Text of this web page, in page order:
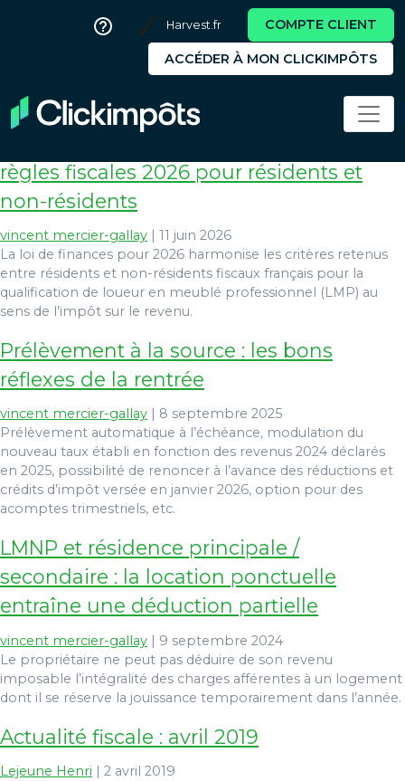
Harvest.fr COMPTE CLIENT
ACCÉDER À MON CLICKIMPÔTS
fiscalité
règles fiscales 2026 pour résidents et
non-résidents
vincent mercier-gallay
11 juin 2026
La loi de finances pour 2026 harmonise les critères retenus
entre résidents et non-résidents fiscaux français pour la
qualification de loueur en meublé professionnel (LMP) au
sens de l’impôt sur le revenu.
Prélèvement à la source : les bons
réflexes de la rentrée
vincent mercier-gallay
8 septembre 2025
Prélèvement automatique à l’échéance, modulation du
nouveau taux établi en fonction des revenus 2024 déclarés
en 2025, possibilité de renoncer à l’avance des réductions et
crédits d’impôt versée en janvier 2026, option pour des
acomptes trimestriels, etc.
LMNP et résidence principale /
secondaire : la location ponctuelle
entraîne une déduction partielle
vincent mercier-gallay | 9 septembre 2024
Le propriétaire ne peut pas déduire de son revenu
imposable l’intégralité des charges afférentes à un logement
dont il se réserve la jouissance temporairement dans l’année.
Actualité fiscale : avril 2019
Lejeune Henri | 2 avril 2019